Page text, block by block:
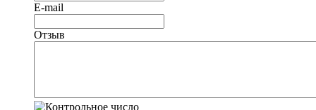
E-mail
Отзыв